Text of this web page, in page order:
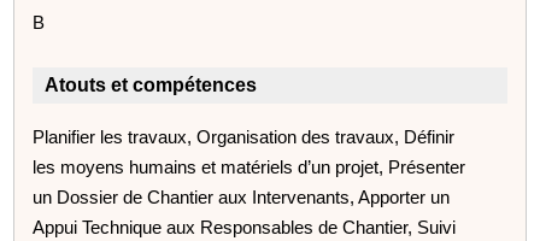
B
Atouts et compétences
Planifier les travaux, Organisation des travaux, Définir
les moyens humains et matériels d’un projet, Présenter
un Dossier de Chantier aux Intervenants, Apporter un
Appui Technique aux Responsables de Chantier, Suivi